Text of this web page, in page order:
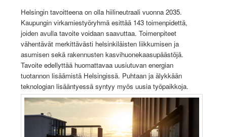
Helsingin tavoitteena on olla hiilineutraali vuonna 2035.
Kaupungin virkamiestyöryhmä esittää 143 toimenpidettä,
joiden avulla tavoite voidaan saavuttaa. Toimenpiteet
vähentävät merkittävästi helsinkiläisten liikkumisen ja
asumisen sekä rakennusten kasvihuonekaasupäästöjä.
Tavoite edellyttää huomattavaa uusiutuvan energian
tuotannon lisäämistä Helsingissä. Puhtaan ja älykkään
teknologian lisääntyessä syntyy myös uusia työpaikkoja.